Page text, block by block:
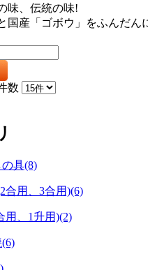
味、伝統の味!
国産「ゴボウ」をふんだん
数
具(8)
合用、3合用)(6)
用、1升用)(2)